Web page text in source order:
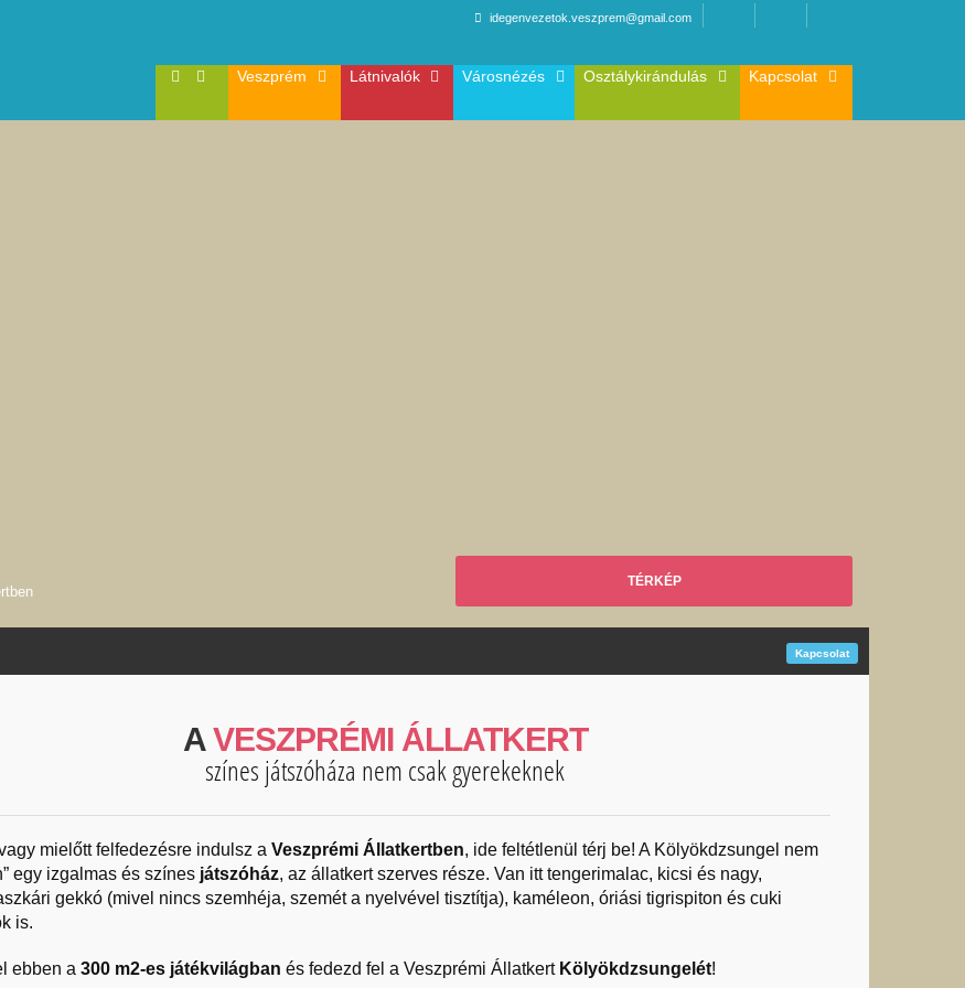
idegenvezetok.veszprem@gmail.com
Veszprém Látnivalók Városnézés Osztálykirándulás Kapcsolat
TÉRKÉP
Kapcsolat
AVESZPRÉMI ÁLLATKERT
színes játszóháza nem csak gyerekeknek
mielőtt felfedezésre indulsz a Veszprémi Állatkertben, ide feltétlenül térj be! A Kölyökdzsungel nem
egy izgalmas és színes játszóház, az állatkert szerves része. Van itt tengerimalac, kicsi és nagy,
gekkó (mivel nincs szemhéja, szemét a nyelvével tisztítja), kaméleon, óriási tigrispiton és cuki
is.
ebben a 300 m2-es játékvilágban és fedezd fel a Veszprémi Állatkert Kölyökdzsungelét!